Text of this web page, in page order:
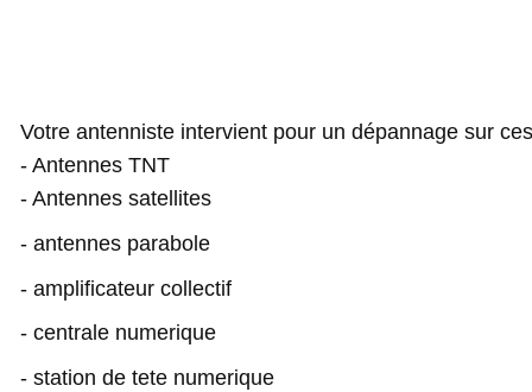
Votre antenniste intervient pour un dépannage sur
- Antennes TNT
- Antennes satellites
- antennes parabole
- amplificateur collectif
- centrale numerique
- station de tete numerique